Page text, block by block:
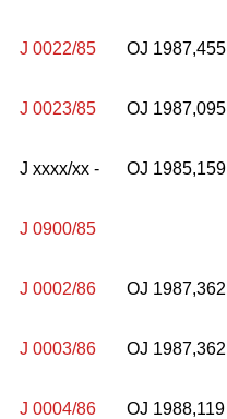
J 0022/85 OJ 1987,455
J 0023/85 OJ 1987,095
J xxxx/xx - OJ 1985,159
J 0900/85
J 0002/86 OJ 1987,362
J 0003/86 OJ 1987,362
J 0004/86 OJ 1988,119